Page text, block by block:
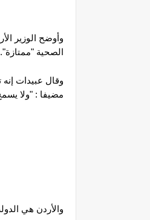
الصحية "ممتازة".
مضيفا : "ولا
والأردن هي